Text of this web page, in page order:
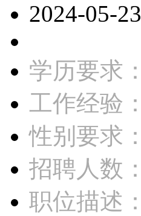
2024-05-23
学历要求：
工作经验：
性别要求：
招聘人数：
职位描述：